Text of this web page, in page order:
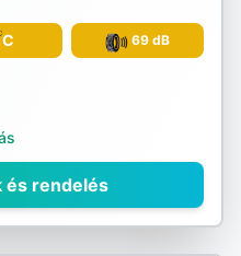
C 69 dB
és rendelés